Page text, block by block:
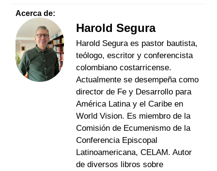
Acerca de:
Harold Segura
Harold Segura es pastor bautista,
teólogo, escritor y conferencista
colombiano costarricense.
Actualmente se desempeña como
director de Fe y Desarrollo para
América Latina y el Caribe en
World Vision. Es miembro de la
Comisión de Ecumenismo de la
Conferencia Episcopal
Latinoamericana, CELAM. Autor
de diversos libros sobre